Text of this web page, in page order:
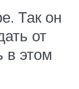
Так он
от
в этом